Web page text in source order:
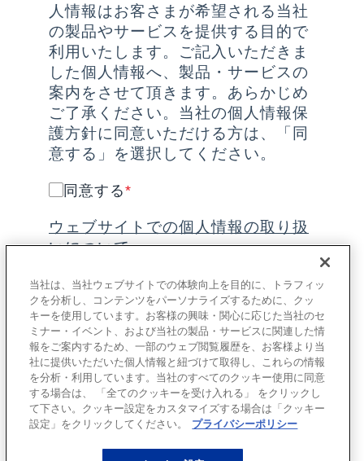
人情報はお客さまが希望される当社
の製品やサービスを提供する目的で
利用いたします。ご記入いただきま
した個人情報へ、製品・サービスの
案内をさせて頂きます。あらかじめ
ご了承ください。当社の個人情報保
護方針に同意いただける方は、「同
意する」を選択してください。
同意する*
ウェブサイトでの個人情報の取り扱
いについて
送信する
当社は、当社ウェブサイトでの体験向上を目的に、トラフィッ
クを分析し、コンテンツをパーソナライズするために、クッ
キーを使用しています。お客様の興味・関心に応じた当社のセ
ミナー・イベント、および当社の製品・サービスに関連した情
報をご案内するため、一部のウェブ閲覧履歴を、お客様より当
社に提供いただいた個人情報と紐づけて取得し、これらの情報
を分析・利用しています。当社のすべてのクッキー使用に同意
する場合は、 「全てのクッキーを受け入れる」 をクリックし
て下さい。クッキー設定をカスタマイズする場合は「クッキー
設定」をクリックしてください。
プライバシーポリシー